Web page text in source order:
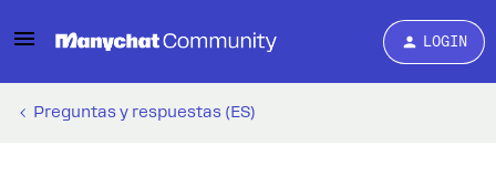
LOGIN
Preguntas y respuestas (ES)